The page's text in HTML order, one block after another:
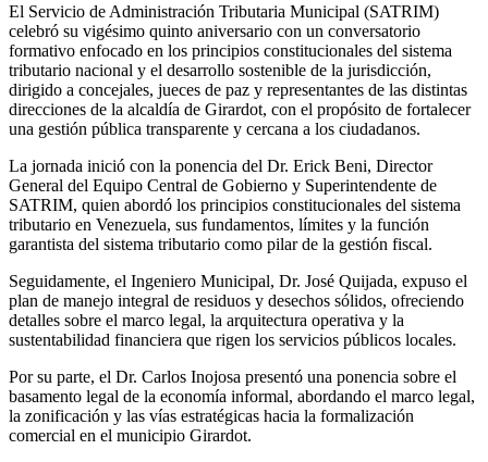
El Servicio de Administración Tributaria Municipal (SATRIM)
celebró su vigésimo quinto aniversario con un conversatorio
formativo enfocado en los principios constitucionales del sistema
tributario nacional y el desarrollo sostenible de la jurisdicción,
dirigido a concejales, jueces de paz y representantes de las distintas
direcciones de la alcaldía de Girardot, con el propósito de fortalecer
una gestión pública transparente y cercana a los ciudadanos.
La jornada inició con la ponencia del Dr. Erick Beni, Director
General del Equipo Central de Gobierno y Superintendente de
SATRIM, quien abordó los principios constitucionales del sistema
tributario en Venezuela, sus fundamentos, límites y la función
garantista del sistema tributario como pilar de la gestión fiscal.
Seguidamente, el Ingeniero Municipal, Dr. José Quijada, expuso el
plan de manejo integral de residuos y desechos sólidos, ofreciendo
detalles sobre el marco legal, la arquitectura operativa y la
sustentabilidad financiera que rigen los servicios públicos locales.
Por su parte, el Dr. Carlos Inojosa presentó una ponencia sobre el
basamento legal de la economía informal, abordando el marco legal,
la zonificación y las vías estratégicas hacia la formalización
comercial en el municipio Girardot.